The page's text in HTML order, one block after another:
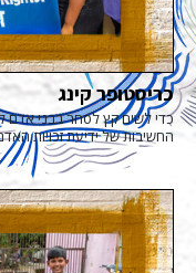
כריסטופר קינג
כדי לשים קץ לסחר בבני אדם
החשיבות של ידיעת זכויות